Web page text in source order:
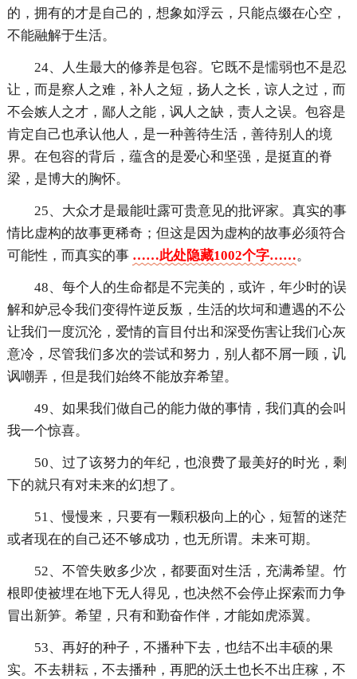
的，拥有的才是自己的，想象如浮云，只能点缀在心空，
不能融解于生活。
24、人生最大的修养是包容。它既不是懦弱也不是忍
让，而是察人之难，补人之短，扬人之长，谅人之过，而
不会嫉人之才，鄙人之能，讽人之缺，责人之误。包容是
肯定自己也承认他人，是一种善待生活，善待别人的境
界。在包容的背后，蕴含的是爱心和坚强，是挺直的脊
梁，是博大的胸怀。
25、大众才是最能吐露可贵意见的批评家。真实的事
情比虚构的故事更稀奇；但这是因为虚构的故事必须符合
可能性，而真实的事 ……此处隐藏1002个字……。
48、每个人的生命都是不完美的，或许，年少时的误
解和妒忌令我们变得忤逆反叛，生活的坎坷和遭遇的不公
让我们一度沉沦，爱情的盲目付出和深受伤害让我们心灰
意冷，尽管我们多次的尝试和努力，别人都不屑一顾，讥
讽嘲弄，但是我们始终不能放弃希望。
49、如果我们做自己的能力做的事情，我们真的会叫
我一个惊喜。
50、过了该努力的年纪，也浪费了最美好的时光，剩
下的就只有对未来的幻想了。
51、慢慢来，只要有一颗积极向上的心，短暂的迷茫
或者现在的自己还不够成功，也无所谓。未来可期。
52、不管失败多少次，都要面对生活，充满希望。竹
根即使被埋在地下无人得见，也决然不会停止探索而力争
冒出新笋。希望，只有和勤奋作伴，才能如虎添翼。
53、再好的种子，不播种下去，也结不出丰硕的果
实。不去耕耘，不去播种，再肥的沃土也长不出庄稼，不